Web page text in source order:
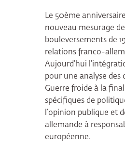
Le 50ème
nouveau mesurage
bouleversements de
relations franco-
Aujourd’hui
pour une analyse des
Guerre froide à la
spécifiques de
l’opinion publique et
allemande à
européenne.